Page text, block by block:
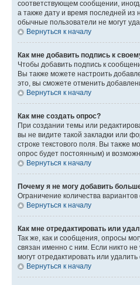
соответствующем сообщении,
а также дату и время последней
обычные пользователи не могут
Вернуться к началу
Как мне добавить подпись к
Чтобы добавить подпись к
Вы также можете настроить
это, вы сможете отменить
Вернуться к началу
Как мне создать опрос?
При создании темы или
вы не видите такой закладки или
строке текстового поля. Вы также
опрос будет постоянным) и
Вернуться к началу
Почему я не могу добавить
Ограничение количества
Вернуться к началу
Как мне отредактировать или
Так же, как и сообщения, опросы
связан именно с ним. Если никто
могут отредактировать или
Вернуться к началу